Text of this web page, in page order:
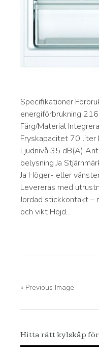
Specifikationer
energiförbrukning
Färg/Material
Fryskapacitet 70 liter
Ljudnivå 35 dB(A)
belysning Ja
Ja Höger- eller
Levereras med
Jordad stickkontakt –
och vikt Höjd…
« Previous Image
Hitta rätt kylskåp